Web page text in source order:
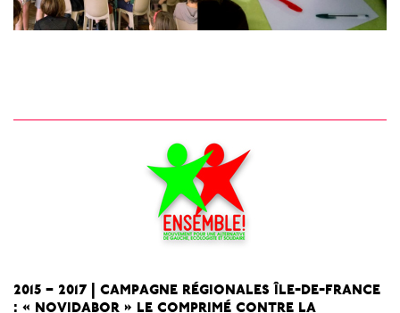
2015 – 2017 | campagne régionales île-de-france
: « novidabor » le comprimé contre la